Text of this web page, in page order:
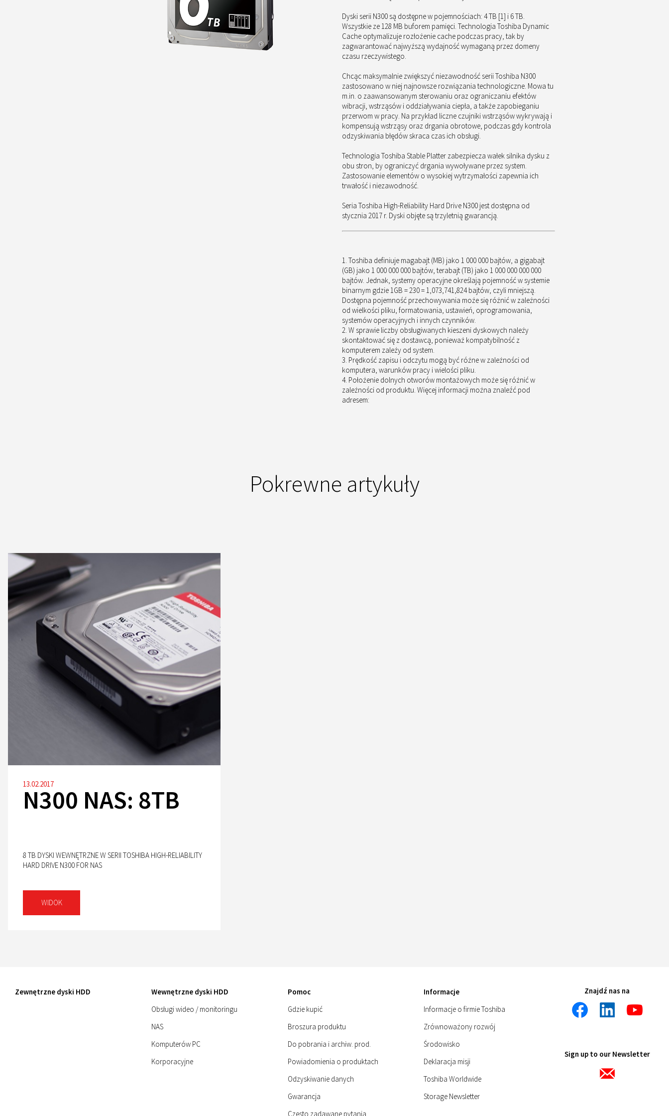
Dyski serii N300 są dostępne w pojemnościach: 4 TB [1] i 6 TB.
Wszystkie ze 128 MB buforem pamięci. Technologia Toshiba Dynamic
Cache optymalizuje rozłożenie cache podczas pracy, tak by
zagwarantować najwyższą wydajność wymaganą przez domeny
czasu rzeczywistego.
Chcąc maksymalnie zwiększyć niezawodność serii Toshiba N300
zastosowano w niej najnowsze rozwiązania technologiczne. Mowa tu
m.in. o zaawansowanym sterowaniu oraz ograniczaniu efektów
wibracji, wstrząsów i oddziaływania ciepła, a także zapobieganiu
przerwom w pracy. Na przykład liczne czujniki wstrząsów wykrywają i
kompensują wstrząsy oraz drgania obrotowe, podczas gdy kontrola
odzyskiwania błędów skraca czas ich obsługi.
Technologia Toshiba Stable Platter zabezpiecza wałek silnika dysku z
obu stron, by ograniczyć drgania wywoływane przez system.
Zastosowanie elementów o wysokiej wytrzymałości zapewnia ich
trwałość i niezawodność.
Seria Toshiba High-Reliability Hard Drive N300 jest dostępna od
stycznia 2017 r. Dyski objęte są trzyletnią gwarancją.
Toshiba definiuje magabajt (MB) jako 1 000 000 bajtów, a gigabajt
(GB) jako 1 000 000 000 bajtów, terabajt (TB) jako 1 000 000 000 000
bajtów. Jednak, systemy operacyjne określają pojemność w systemie
binarnym gdzie 1GB = 230 = 1,073,741,824 bajtów, czyli mniejszą.
Dostępna pojemność przechowywania może się różnić w zależności
od wielkości pliku, formatowania, ustawień, oprogramowania,
systemów operacyjnych i innych czynników.
W sprawie liczby obsługiwanych kieszeni dyskowych należy
skontaktować się z dostawcą, ponieważ kompatybilność z
komputerem zależy od system.
Prędkość zapisu i odczytu mogą być różne w zależności od
komputera, warunków pracy i wielości pliku.
Położenie dolnych otworów montażowych może się różnić w
zależności od produktu. Więcej informacji można znaleźć pod
adresem:
Pokrewne artykuły
13.02.2017
N300 NAS: 8TB
8 TB DYSKI WEWNĘTRZNE W SERII TOSHIBA HIGH-RELIABILITY
HARD DRIVE N300 FOR NAS
WIDOK
Zewnętrzne dyski HDD
Wewnętrzne dyski HDD
Obsługi wideo / monitoringu
NAS
Komputerów PC
Korporacyjne
Pomoc
Gdzie kupić
Broszura produktu
Do pobrania i archiw. prod.
Powiadomienia o produktach
Odzyskiwanie danych
Gwarancja
Często zadawane pytania
Informacje
Informacje o firmie Toshiba
Zrównoważony rozwój
Środowisko
Deklaracja misji
Toshiba Worldwide
Storage Newsletter
Znajdź nas na
Sign up to our Newsletter